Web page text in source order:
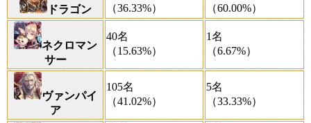
ドラゴン
（36.33%）
（60.00%）
ネクロマン
サー
40名
（15.63%）
1名
（6.67%）
ヴァンパイ
ア
105名
（41.02%）
5名
（33.33%）